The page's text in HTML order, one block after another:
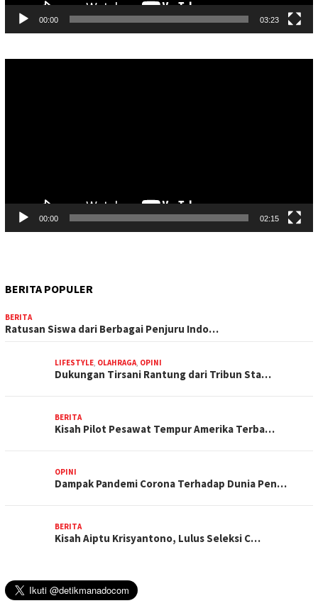
00:00 03:23
00:00 02:15
BERITA POPULER
BERITA
Ratusan Siswa dari Berbagai Penjuru Indo…
LIFESTYLE, OLAHRAGA, OPINI
Dukungan Tirsani Rantung dari Tribun Sta…
BERITA
Kisah Pilot Pesawat Tempur Amerika Terba…
OPINI
Dampak Pandemi Corona Terhadap Dunia Pen…
BERITA
Kisah Aiptu Krisyantono, Lulus Seleksi C…